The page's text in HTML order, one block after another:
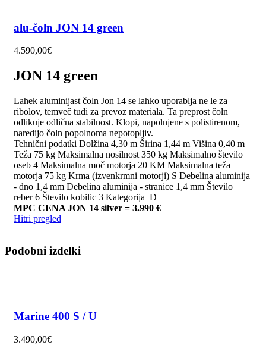
alu-čoln JON 14 green
4.590,00€
JON 14 green
Lahek aluminijast čoln Jon 14 se lahko uporablja ne le za
ribolov, temveč tudi za prevoz materiala. Ta preprost čoln
odlikuje odlična stabilnost. Klopi, napolnjene s polistirenom,
naredijo čoln popolnoma nepotopljiv.
Tehnični podatki Dolžina 4,30 m Širina 1,44 m Višina 0,40 m
Teža 75 kg Maksimalna nosilnost 350 kg Maksimalno število
oseb 4 Maksimalna moč motorja 20 KM Maksimalna teža
motorja 75 kg Krma (izvenkrmni motorji) S Debelina aluminija
- dno 1,4 mm Debelina aluminija - stranice 1,4 mm Število
reber 6 Število kobilic 3 Kategorija D
MPC CENA JON 14 silver = 3.990 €
Hitri pregled
Podobni izdelki
Marine 400 S / U
3.490,00€